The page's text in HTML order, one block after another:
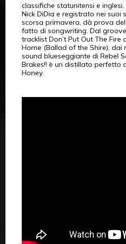
classifiche statunitensi e
Nick DiDia e registrato nei suoi
scorsa primavera, dà prova
fatto di songwriting. Dal
tracklist Don’t Put Out The Fire
Home (Ballad of the Shire), dai
sound blueseggiante di Rebel
Brakes!! è un distillato perfetto
Honey.